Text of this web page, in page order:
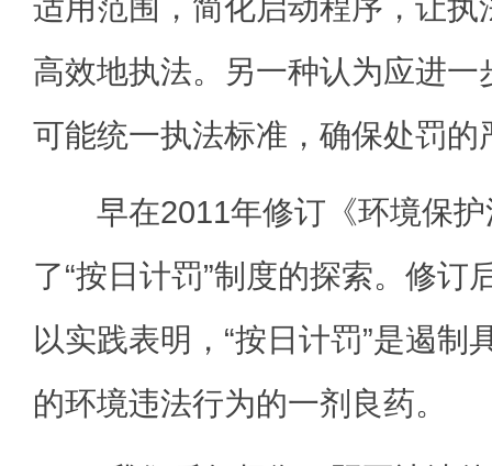
适用范围，简化启动程序，让执
高效地执法。另一种认为应进
可能统一执法标准，确保处罚的
早在2011年修订《环境保护
了“按日计罚”制度的探索。修订
以实践表明，“按日计罚”是遏制
的环境违法行为的一剂良药。